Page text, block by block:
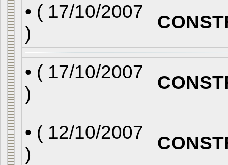
• ( 17/10/2007
)
• ( 17/10/2007
)
• ( 12/10/2007
)